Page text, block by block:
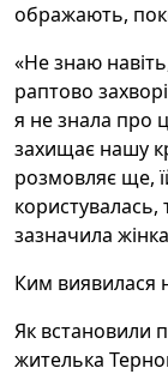
ображають,
«Не знаю
раптово
я не знала про
захищає нашу
розмовляє ще,
зазначила
Ким виявилася
Як встановили
жителька